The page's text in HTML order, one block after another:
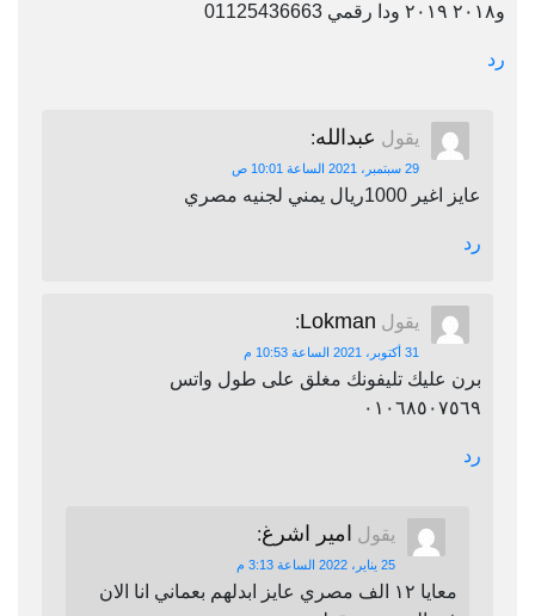
و٢٠١٨ ٢٠١٩ ودا رقمي 01125436663
رد
يقول عبدالله:
29 سبتمبر، 2021 الساعة 10:01 ص
عايز اغير 1000ريال يمني لجنيه مصري
رد
يقول Lokman
:
31 أكتوبر، 2021 الساعة 10:53 م
برن عليك تليفونك مغلق على طول واتس
٠١٠٦٨٥٠٧٥٦٩
رد
يقول امير اشرغ:
25 يناير، 2022 الساعة 3:13 م
معايا ١٢ الف مصري عايز ابدلهم بعماني انا الان